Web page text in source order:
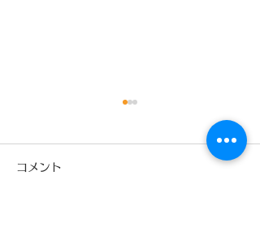
コメント